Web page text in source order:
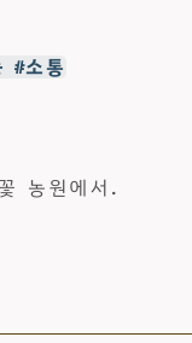
#소통
농원에서.